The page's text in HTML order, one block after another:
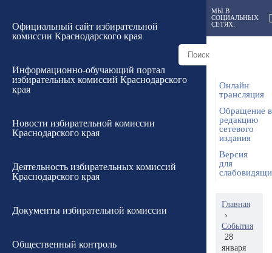
Официальный сайт избирательной
комиссии Краснодарского края
Информационно-обучающий портал
избирательных комиссий Краснодарского
края
Новости избирательной комиссии
Краснодарского края
Деятельность избирательных комиссий
Краснодарского края
Документы избирательной комиссии
Общественный контроль
МЫ В
СОЦИАЛЬНЫХ
СЕТЯХ:
Онлайн
трансляция
Обращение в
редакцию
сетевого
издания
Версия
для
Главная
›
События
28
января